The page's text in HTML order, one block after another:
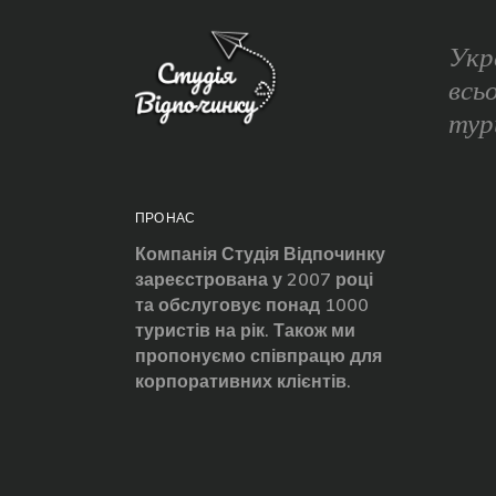
ПРО НАС
Компанія Студія Відпочинку
зареєстрована у 2007 році
та обслуговує понад 1000
туристів на рік. Також ми
пропонуємо співпрацю для
корпоративних клієнтів.